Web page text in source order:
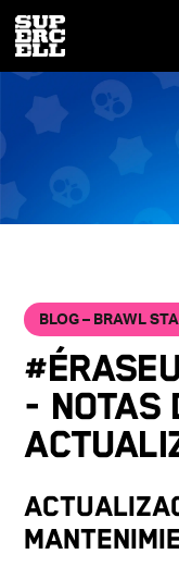
BLOG – BRAWL
- Notas